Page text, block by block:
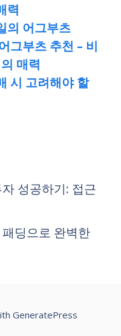
력
의 어그부츠
그부츠 추천 – 비
매력
시 고려해야 할
성공하기: 접근
딩으로 완벽한
GeneratePress